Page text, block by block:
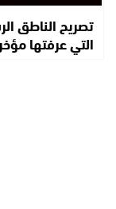
تصريح الناطق
التي عرفتها